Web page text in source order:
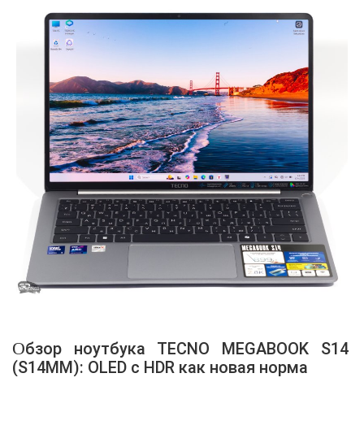
Обзор ноутбука TECNO MEGABOOK S14
(S14MM): OLED с HDR как новая норма